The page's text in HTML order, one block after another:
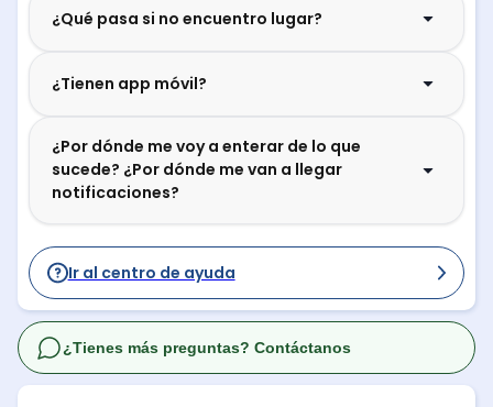
¿Qué pasa si no encuentro lugar?
¿Tienen app móvil?
¿Por dónde me voy a enterar de lo que
sucede? ¿Por dónde me van a llegar
notificaciones?
Ir al centro de ayuda
¿Tienes más preguntas? Contáctanos